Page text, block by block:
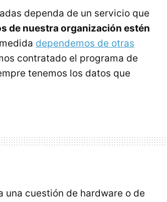
dependa de un servicio que
de nuestra organización estén
dependemos de otras
contratado el programa de
tenemos los datos que
una cuestión de hardware o de